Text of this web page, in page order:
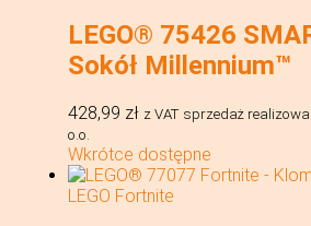
LEGO® 75426
Sokół Millennium™
428,99 zł z VAT sprzedaż
o.o.
Wkrótce dostępne
LEGO Fortnite